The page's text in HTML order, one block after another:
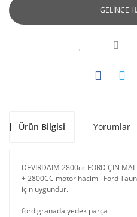
GELİNCE
Ürün Bilgisi Yorumlar
DEVİRDAİM 2800cc FORD ÇİN
+ 2800CC motor hacimli Ford
için uygundur.
ford granada yedek parça